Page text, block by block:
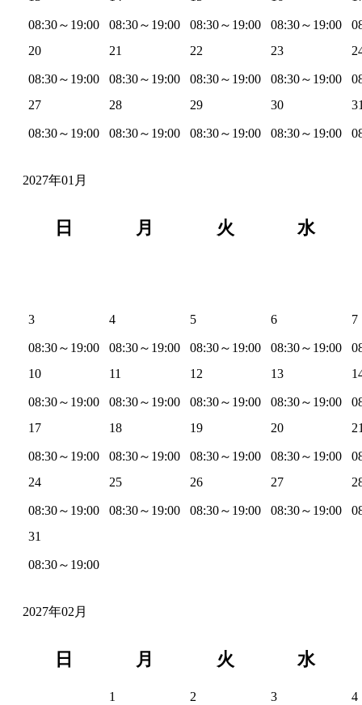
08:30～19:00 08:30～19:00 08:30～19:00 08:30～19:00
20
08:30～19:00
21
08:30～19:00
22
08:30～19:00
23
08:30～19:00
27
08:30～19:00
28
08:30～19:00
29
08:30～19:00
30
08:30～19:00
2027年01月
日 月 火 水
3
08:30～19:00
4
08:30～19:00
5
08:30～19:00
6
08:30～19:00
7
10
08:30～19:00
11
08:30～19:00
12
08:30～19:00
13
08:30～19:00
17
08:30～19:00
18
08:30～19:00
19
08:30～19:00
20
08:30～19:00
24
08:30～19:00
25
08:30～19:00
26
08:30～19:00
27
08:30～19:00
31
08:30～19:00
2027年02月
日 月 火 水
1 2 3 4